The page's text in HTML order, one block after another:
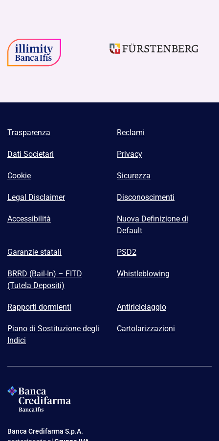
Trasparenza Reclami
Dati Societari Privacy
Cookie Sicurezza
Legal Disclaimer Disconoscimenti
Accessibilità
Nuova Definizione di
Default
Garanzie statali PSD2
BRRD (Bail-In) – FITD
(Tutela Depositi)
Whistleblowing
Rapporti dormienti Antiriciclaggio
Piano di Sostituzione degli
Indici
Cartolarizzazioni
Banca Credifarma S.p.A.